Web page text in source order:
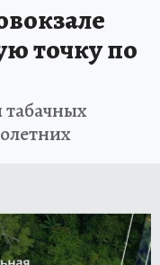
точку по
табачных